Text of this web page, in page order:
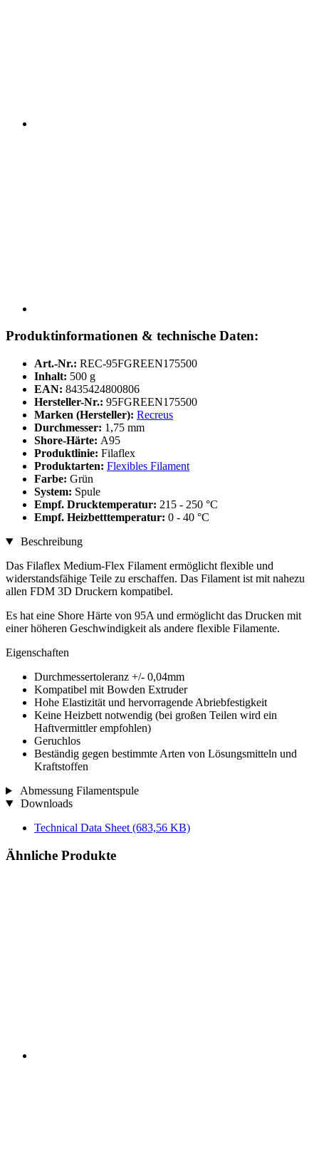
Produktinformationen & technische Daten:
Art.-Nr.: REC-95FGREEN175500
Inhalt: 500 g
EAN: 8435424800806
Hersteller-Nr.: 95FGREEN175500
Marken (Hersteller): Recreus
Durchmesser: 1,75 mm
Shore-Härte: A95
Produktlinie: Filaflex
Produktarten: Flexibles Filament
Farbe: Grün
System: Spule
Empf. Drucktemperatur: 215 - 250 °C
Empf. Heizbetttemperatur: 0 - 40 °C
Beschreibung
Das Filaflex Medium-Flex Filament ermöglicht flexible und
widerstandsfähige Teile zu erschaffen. Das Filament ist mit nahezu
allen FDM 3D Druckern kompatibel.
Es hat eine Shore Härte von 95A und ermöglicht das Drucken mit
einer höheren Geschwindigkeit als andere flexible Filamente.
Eigenschaften
Durchmessertoleranz +/- 0,04mm
Kompatibel mit Bowden Extruder
Hohe Elastizität und hervorragende Abriebfestigkeit
Keine Heizbett notwendig (bei großen Teilen wird ein
Haftvermittler empfohlen)
Geruchlos
Beständig gegen bestimmte Arten von Lösungsmitteln und
Kraftstoffen
Abmessung Filamentspule
Downloads
Technical Data Sheet (683,56 KB)
Ähnliche Produkte